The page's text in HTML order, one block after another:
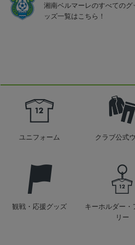
湘南ベルマーレのすべての
ッズ一覧はこちら！
ユニフォーム クラブ公式
観戦・応援グッズ
キーホルダー・
リー